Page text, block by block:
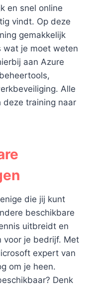
en snel online
vindt. Op deze
gemakkelijk
wat je moet weten
aan Azure
Alle
deze training naar
die jij kunt
beschikbare
uitbreidt en
voor je bedrijf. Met
expert van
om je heen.
Denk